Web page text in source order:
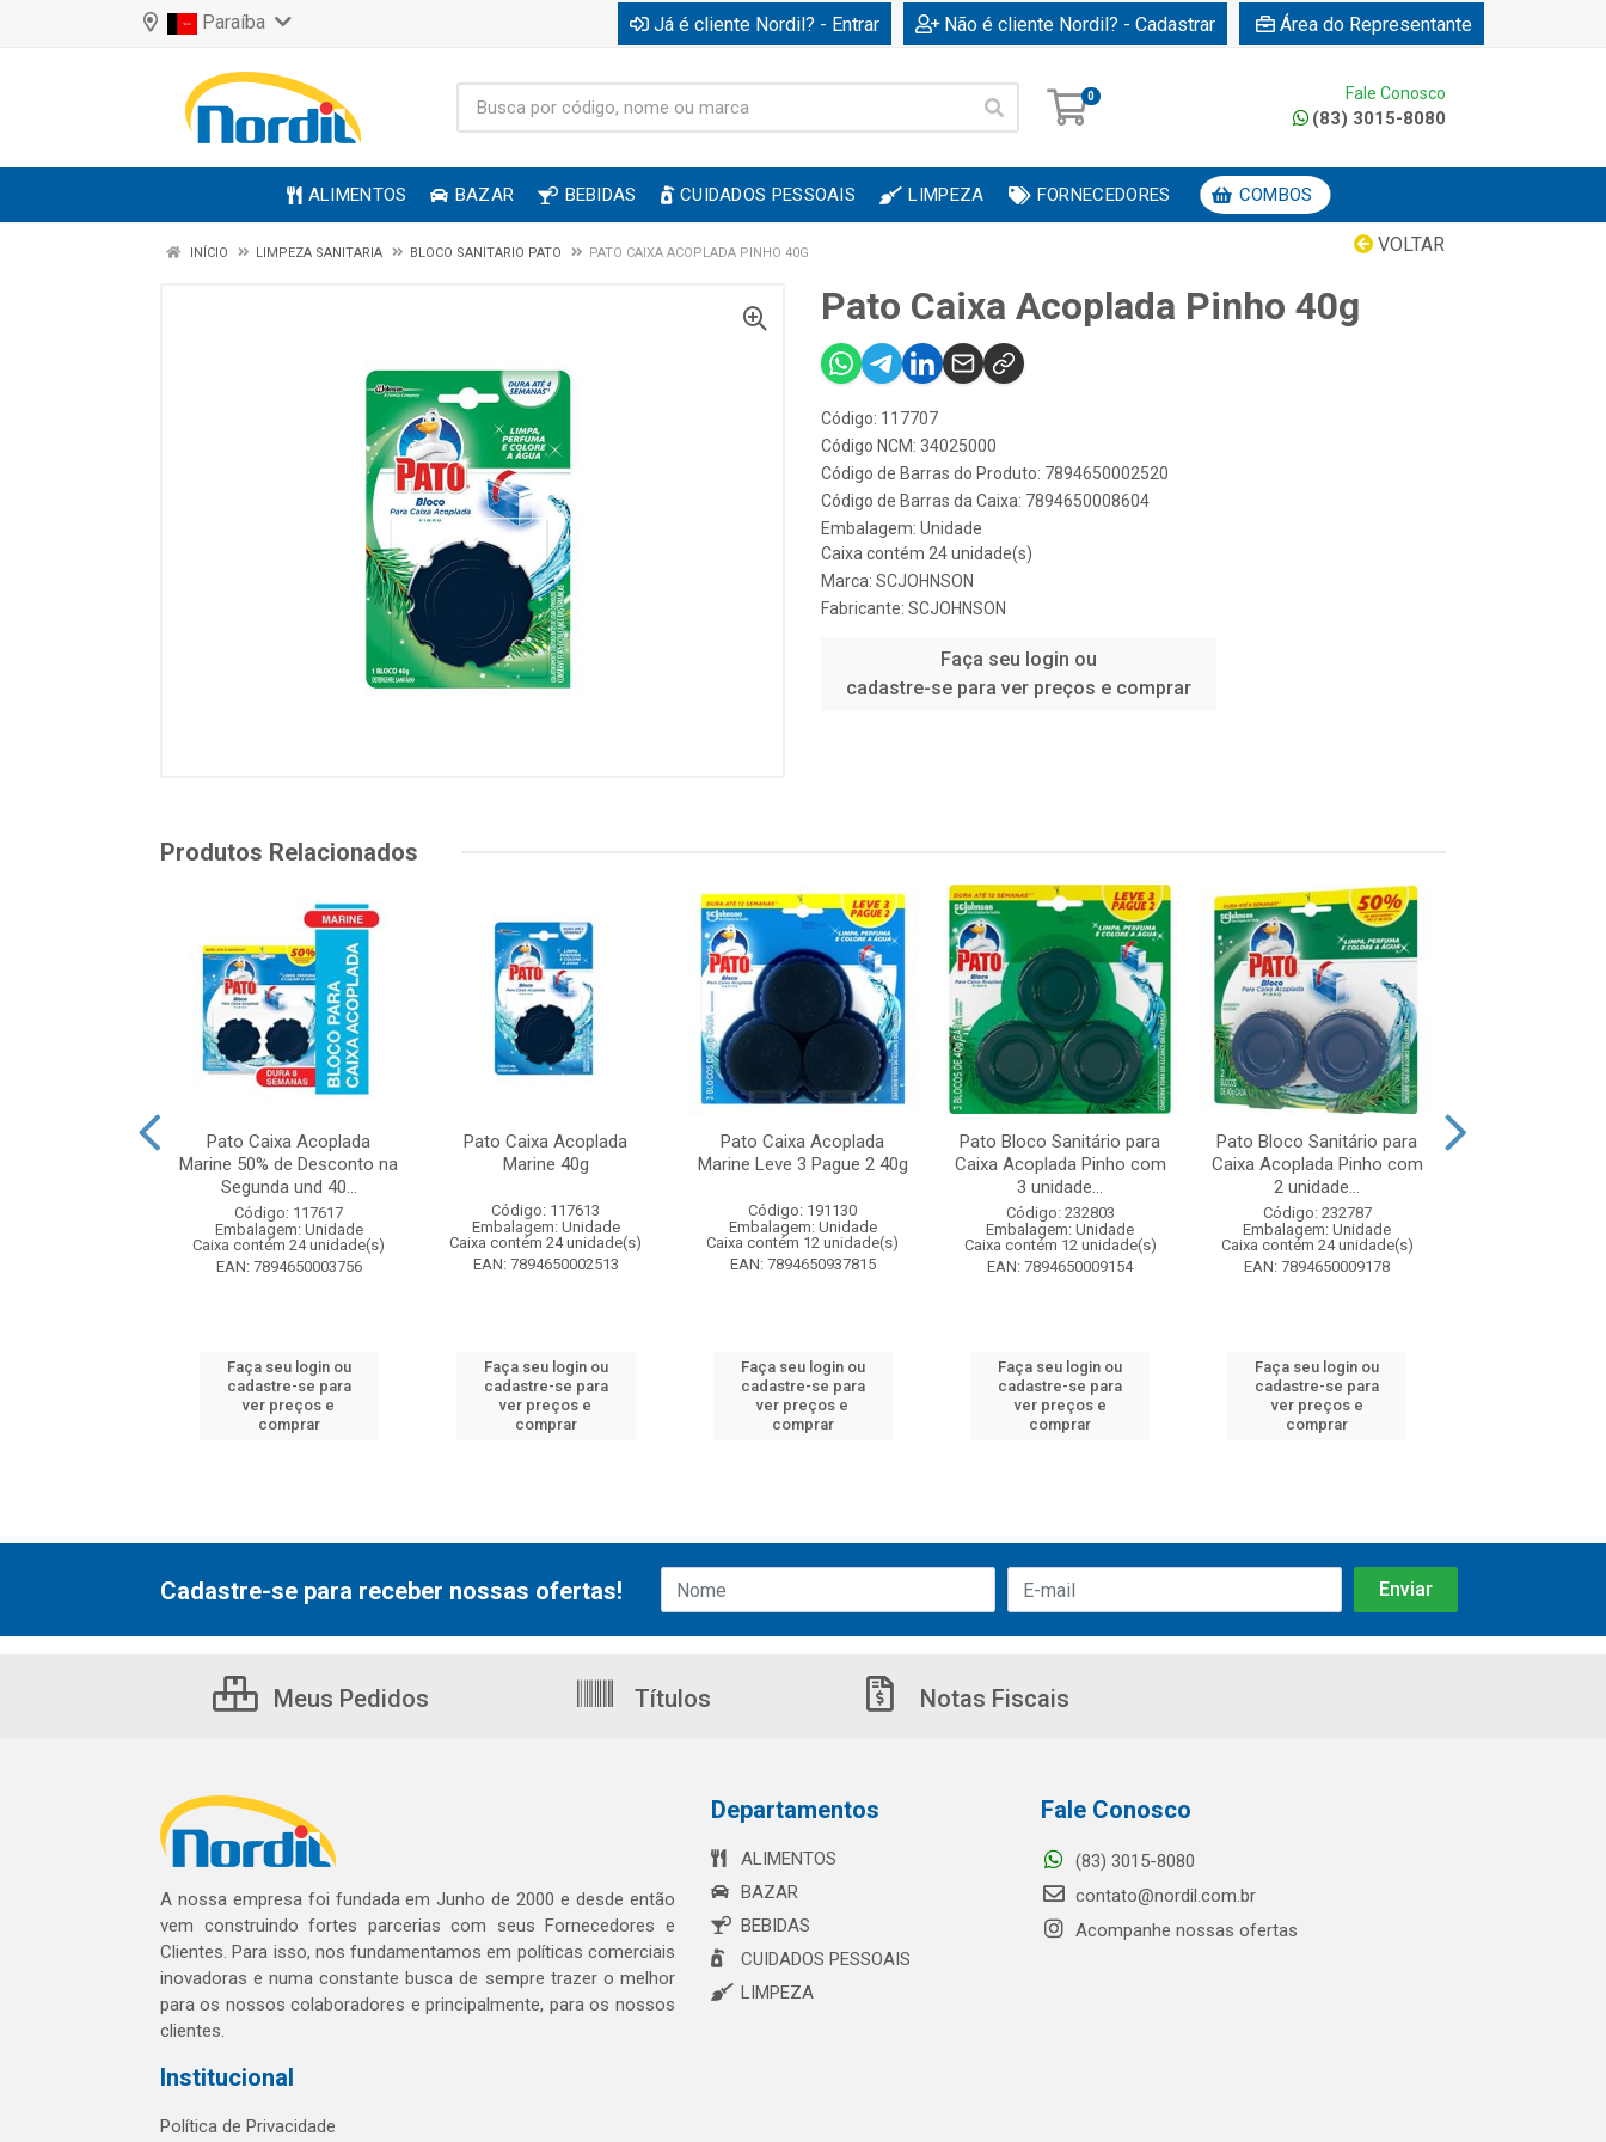
Paraíba Já é cliente Nordil? - Entrar Não é cliente Nordil? - Cadastrar Área do Representante
0 Fale Conosco
(83) 3015-8080
ALIMENTOS BAZAR BEBIDAS CUIDADOS PESSOAIS LIMPEZA FORNECEDORES COMBOS
VOLTAR
INÍCIO LIMPEZA SANITARIA BLOCO SANITARIO PATO PATO CAIXA ACOPLADA PINHO 40G
Pato Caixa Acoplada Pinho 40g
Código: 117707
Código NCM: 34025000
Código de Barras do Produto: 7894650002520
Código de Barras da Caixa: 7894650008604
Embalagem: Unidade
Caixa contém 24 unidade(s)
Marca: SCJOHNSON
Fabricante: SCJOHNSON
Faça seu login ou
cadastre-se para ver preços e comprar
Produtos Relacionados
Pato Caixa Acoplada
Marine 50% de Desconto na
Segunda und 40...
Código: 117617
Embalagem: Unidade
Caixa contém 24 unidade(s)
EAN: 7894650003756
Faça seu login ou
cadastre-se para
ver preços e
comprar
Pato Caixa Acoplada
Marine 40g
Código: 117613
Embalagem: Unidade
Caixa contém 24 unidade(s)
EAN: 7894650002513
Faça seu login ou
cadastre-se para
ver preços e
comprar
Pato Caixa Acoplada
Marine Leve 3 Pague 2 40g
Código: 191130
Embalagem: Unidade
Caixa contém 12 unidade(s)
EAN: 7894650937815
Faça seu login ou
cadastre-se para
ver preços e
comprar
Pato Bloco Sanitário para
Caixa Acoplada Pinho com
3 unidade...
Código: 232803
Embalagem: Unidade
Caixa contém 12 unidade(s)
EAN: 7894650009154
Faça seu login ou
cadastre-se para
ver preços e
comprar
Pato Bloco Sanitário para
Caixa Acoplada Pinho com
2 unidade...
Código: 232787
Embalagem: Unidade
Caixa contém 24 unidade(s)
EAN: 7894650009178
Faça seu login ou
cadastre-se para
ver preços e
comprar
Cadastre-se para receber nossas ofertas!
Meus Pedidos Títulos Notas Fiscais
A nossa empresa foi fundada em Junho de 2000 e desde então
vem construindo fortes parcerias com seus Fornecedores e
Clientes. Para isso, nos fundamentamos em políticas comerciais
inovadoras e numa constante busca de sempre trazer o melhor
para os nossos colaboradores e principalmente, para os nossos
clientes.
Institucional
Política de Privacidade
Departamentos
ALIMENTOS
BAZAR
BEBIDAS
CUIDADOS PESSOAIS
LIMPEZA
Fale Conosco
(83) 3015-8080
contato@nordil.com.br
Acompanhe nossas ofertas